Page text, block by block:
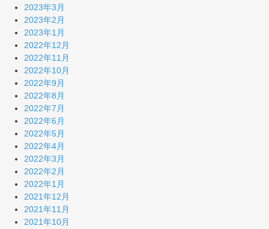
2023年3月
2023年2月
2023年1月
2022年12月
2022年11月
2022年10月
2022年9月
2022年8月
2022年7月
2022年6月
2022年5月
2022年4月
2022年3月
2022年2月
2022年1月
2021年12月
2021年11月
2021年10月